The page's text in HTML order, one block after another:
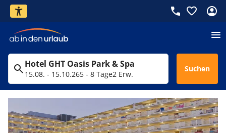
Hotel GHT Oasis Park & Spa
15.08. - 15.10.265 - 8 Tage2 Erw.
Suchen